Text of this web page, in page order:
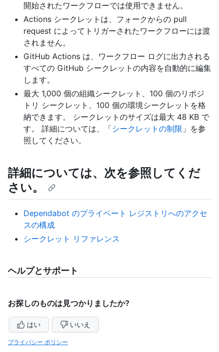
開始されたワークフローでは使用できません。
Actions シークレットは、フォークからの pull
request によってトリガーされたワークフローには渡
されません。
GitHub Actions は、ワークフロー ログに出力される
すべての GitHub シークレットの内容を自動的に編集
します。
最大 1,000 個の組織シークレット、100 個のリポジ
トリ シークレット、100 個の環境シークレットを格
納できます。 シークレットのサイズは最大 48 KB で
す。 詳細については、「シークレットの制限 」を参
照してください。
詳細については、次を参照してくだ
さい。
Dependabot のプライベート レジストリへのアクセ
スの構成
シークレット リファレンス
ヘルプとサポート
お探しのものは見つかりましたか?
はい いいえ
プライバシー ポリシー